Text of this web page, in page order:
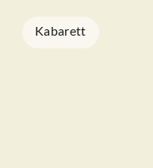
Kabarett